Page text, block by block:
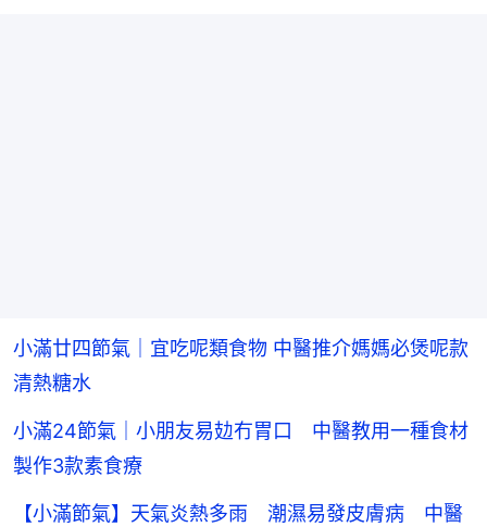
小滿廿四節氣｜宜吃呢類食物 中醫推介媽媽必煲呢款
清熱糖水
小滿24節氣｜小朋友易攰冇胃口 中醫教用一種食材
製作3款素食療
【小滿節氣】天氣炎熱多雨 潮濕易發皮膚病 中醫